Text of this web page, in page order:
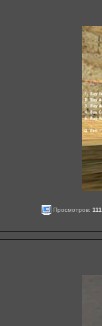
Просмотров: